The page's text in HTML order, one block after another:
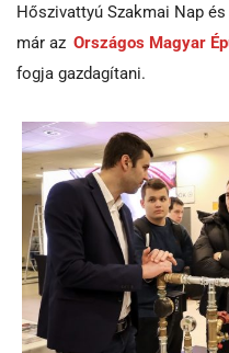
Hőszivattyú Szakmai Nap
már az Országos Magyar
fogja gazdagítani.